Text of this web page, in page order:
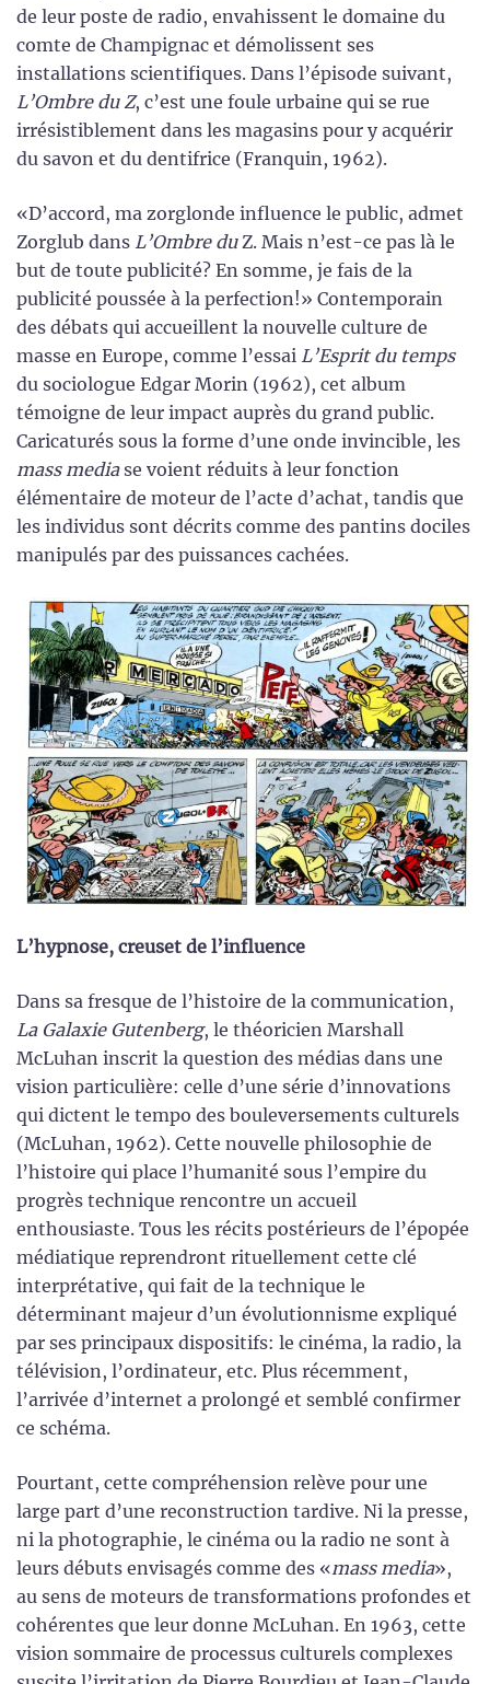
de leur poste de radio, envahissent le domaine du
comte de Champignac et démolissent ses
installations scientifiques. Dans l’épisode suivant,
L’Ombre du Z, c’est une foule urbaine qui se rue
irrésistiblement dans les magasins pour y acquérir
du savon et du dentifrice (Franquin, 1962).
«D’accord, ma zorglonde influence le public, admet
Zorglub dans L’Ombre duZ. Mais n’est-ce pas là le
but de toute publicité? En somme, je fais de la
publicité poussée à la perfection!» Contemporain
des débats qui accueillent la nouvelle culture de
masse en Europe, comme l’essai L’Esprit du temps
du sociologue Edgar Morin (1962), cet album
témoigne de leur impact auprès du grand public.
Caricaturés sous la forme d’une onde invincible, les
mass mediase voient réduits à leur fonction
élémentaire de moteur de l’acte d’achat, tandis que
les individus sont décrits comme des pantins dociles
manipulés par des puissances cachées.
L’hypnose, creuset de l’influence
Dans sa fresque de l’histoire de la communication,
La Galaxie Gutenberg, le théoricien Marshall
McLuhan inscrit la question des médias dans une
vision particulière: celle d’une série d’innovations
qui dictent le tempo des bouleversements culturels
(McLuhan, 1962). Cette nouvelle philosophie de
l’histoire qui place l’humanité sous l’empire du
progrès technique rencontre un accueil
enthousiaste. Tous les récits postérieurs de l’épopée
médiatique reprendront rituellement cette clé
interprétative, qui fait de la technique le
déterminant majeur d’un évolutionnisme expliqué
par ses principaux dispositifs: le cinéma, la radio, la
télévision, l’ordinateur, etc. Plus récemment,
l’arrivée d’internet a prolongé et semblé confirmer
ce schéma.
Pourtant, cette compréhension relève pour une
large part d’une reconstruction tardive. Ni la presse,
ni la photographie, le cinéma ou la radio ne sont à
leurs débuts envisagés comme des «mass media»,
au sens de moteurs de transformations profondes et
cohérentes que leur donne McLuhan. En 1963, cette
vision sommaire de processus culturels complexes